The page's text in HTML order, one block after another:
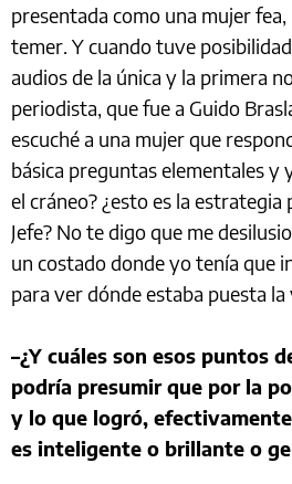
presentada como una mujer
temer. Y cuando tuve
audios de la única y la primera
periodista, que fue a Guido
escuché a una mujer que
básica preguntas elementales y
el cráneo? ¿esto es la estrategia
Jefe? No te digo que me
un costado donde yo tenía que
para ver dónde estaba puesta la
–¿Y cuáles son esos puntos
podría presumir que por la
y lo que logró,
es inteligente o brillante o